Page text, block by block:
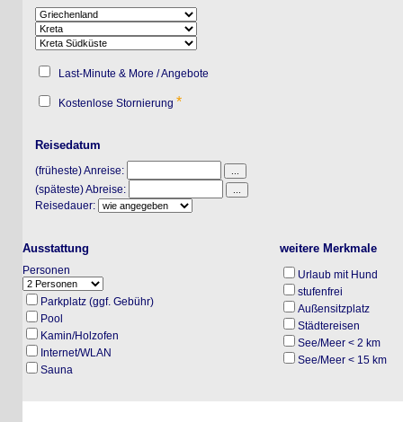
Last-Minute & More / Angebote
Kostenlose Stornierung*
Reisedatum
(früheste) Anreise:
(späteste) Abreise:
Reisedauer:
Ausstattung
Personen
Parkplatz (ggf. Gebühr)
Pool
Kamin/Holzofen
Internet/WLAN
Sauna
weitere Merkmale
Urlaub mit Hund
stufenfrei
Außensitzplatz
Städtereisen
See/Meer < 2 km
See/Meer < 15 km